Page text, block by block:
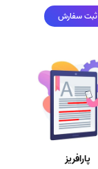
ثبت سفارش
پارافریز